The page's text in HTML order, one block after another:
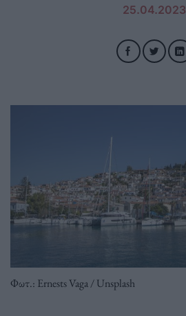
25.04.2023
Φωτ.: Ernests Vaga / Unsplash